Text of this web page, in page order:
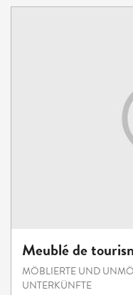
Meublé de
MÖBLIERTE UND
UNTERKÜNFTE